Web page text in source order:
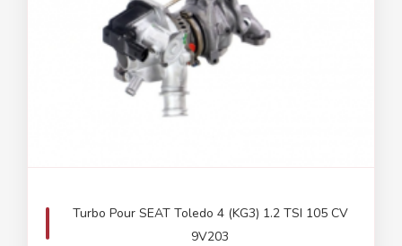
Turbo Pour SEAT Toledo 4 (KG3) 1.2 TSI 105 CV
9V203